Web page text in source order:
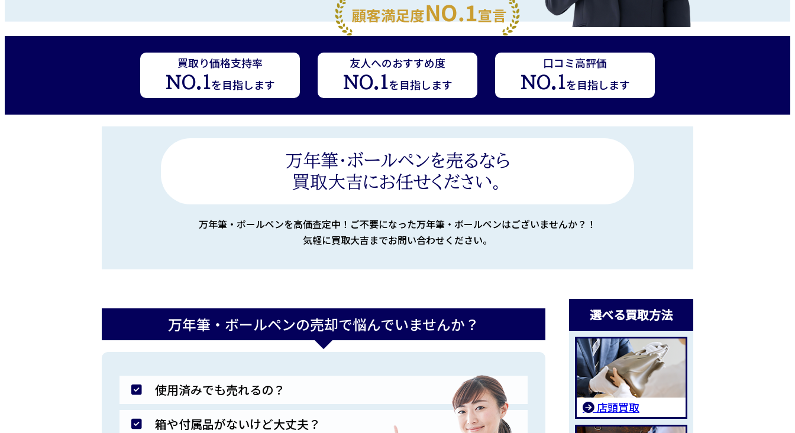
買取り価格支持率
NO.1 を目指します
友人へのおすすめ度
NO.1 を目指します
口コミ高評価
NO.1 を目指します
万年筆・ボールペンを売るなら
買取大吉にお任せください。
万年筆・ボールペンを高価査定中！ご不要になった万年筆・ボールペンはございませんか？！
気軽に買取大吉までお問い合わせください。
万年筆・ボールペンの売却で悩んでいませんか？
使用済みでも売れるの？
箱や付属品がないけど大丈夫？
選べる買取方法
店頭買取